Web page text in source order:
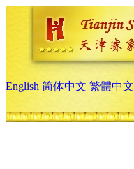
English 简体中文 繁體中文